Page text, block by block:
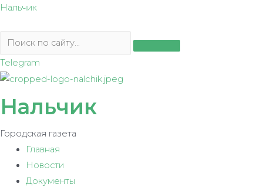
Перейти
содержимому
Нальчик
Telegram
Нальчик
Городская газета
Главная
Новости
Документы